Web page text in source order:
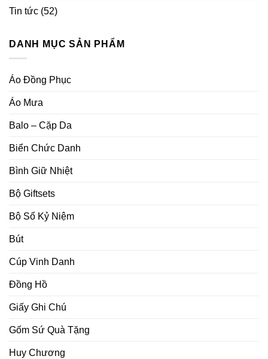
Tin tức (52)
DANH MỤC SẢN PHẨM
Áo Đồng Phục
Áo Mưa
Balo – Cặp Da
Biển Chức Danh
Bình Giữ Nhiệt
Bộ Giftsets
Bộ Số Kỷ Niệm
Bút
Cúp Vinh Danh
Đồng Hồ
Giấy Ghi Chú
Gốm Sứ Quà Tặng
Huy Chương